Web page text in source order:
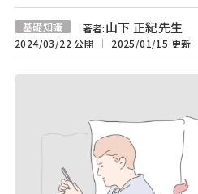
基礎知識 著者:山下 正紀先生
2024/03/22 公開 2025/01/15 更新